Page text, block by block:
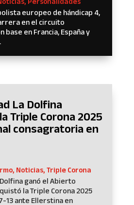
europeo de hándicap 4,
en el circuito
base en Francia, España y
La Dolfina
Triple Corona 2025
consagratoria en
, Noticias, Triple Corona
ganó el Abierto
la Triple Corona 2025
13 ante Ellerstina en